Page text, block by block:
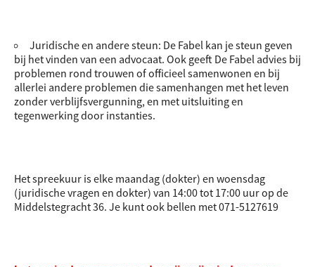
Juridische en andere steun: De Fabel kan je steun geven
bij het vinden van een advocaat. Ook geeft De Fabel advies bij
problemen rond trouwen of officieel samenwonen en bij
allerlei andere problemen die samenhangen met het leven
zonder verblijfsvergunning, en met uitsluiting en
tegenwerking door instanties.
Het spreekuur is elke maandag (dokter) en woensdag
(juridische vragen en dokter) van 14:00 tot 17:00 uur op de
Middelstegracht 36. Je kunt ook bellen met 071-5127619